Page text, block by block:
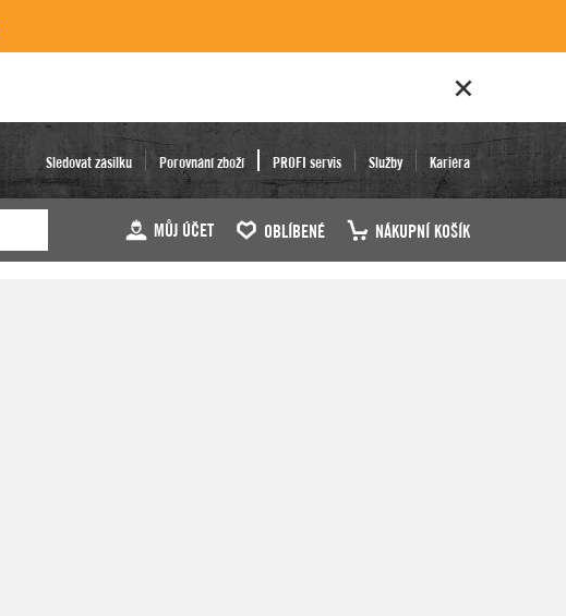
Sledovat zásilku Porovnání zboží PROFI servis Služby Kariéra
MŮJ ÚČET OBLÍBENÉ NÁKUPNÍ KOŠÍK